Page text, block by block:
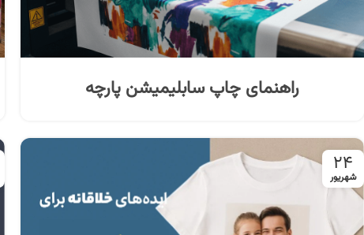
راهنمای چاپ سابلیمیشن پارچه
۲۴
شهریور